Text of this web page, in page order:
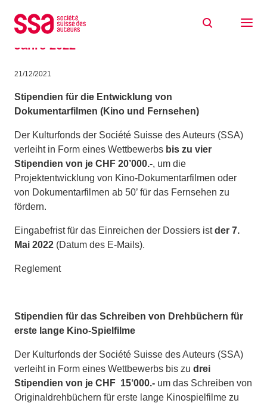
Wettbewerbe und Unterstützungen im
Jahre 2022
21/12/2021
Stipendien für die Entwicklung von
Dokumentarfilmen (Kino und Fernsehen)
Der Kulturfonds der Société Suisse des Auteurs (SSA)
verleiht in Form eines Wettbewerbs bis zu vier
Stipendien von je CHF 20’000.-, um die
Projektentwicklung von Kino-Dokumentarfilmen oder
von Dokumentarfilmen ab 50’ für das Fernsehen zu
fördern.
Eingabefrist für das Einreichen der Dossiers istder 7.
Mai 2022 (Datum des E-Mails).
Reglement
Stipendien für das Schreiben von Drehbüchern für
erste lange Kino-Spielfilme
Der Kulturfonds der Société Suisse des Auteurs (SSA)
verleiht in Form eines Wettbewerbs bis zu drei
Stipendien von je CHF 15‘000.- um das Schreiben von
Originaldrehbüchern für erste lange Kinospielfilme zu